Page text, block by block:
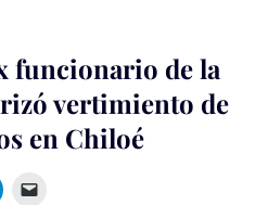
funcionario de la
vertimiento de
en Chiloé